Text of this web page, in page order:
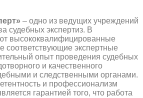
– одно из ведущих учреждений
судебных экспертиз. В
высококвалифицированные
соответствующие экспертные
опыт проведения судебных
и качественного
и следственными органами.
и профессионализм
гарантией того, что работа